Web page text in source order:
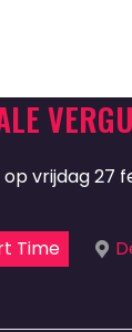
vrijdag 27
Time